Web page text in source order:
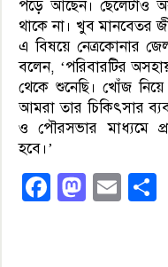
পড়ে আছেন। ছেলেটাও
থাকে না। খুব মানবেতর
এ বিষয়ে নেত্রকোনার
বলেন, ‘পরিবারটির
থেকে শুনেছি। খোঁজ নিয়ে
আমরা তার চিকিৎসার
ও পৌরসভার মাধ্যমে
হবে।’
Facebook